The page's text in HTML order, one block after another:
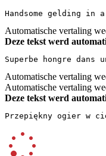
Handsome gelding
Automatische vertaling
Deze tekst werd
Superbe hongre
Automatische vertaling
Automatische vertaling
Deze tekst werd
Przepiękny ogier w